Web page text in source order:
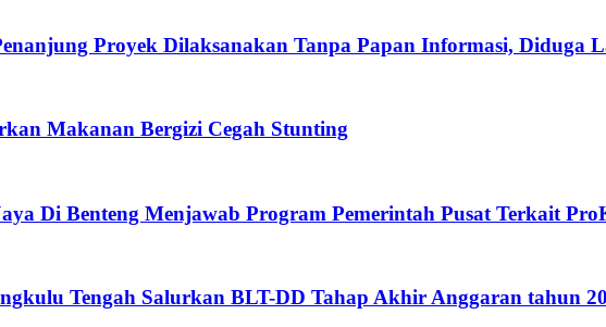
Proyek Dilaksanakan Tanpa Papan Informasi, Diduga
Makanan Bergizi Cegah Stunting
Di Benteng Menjawab Program Pemerintah Pusat Terkait
Tengah Salurkan BLT-DD Tahap Akhir Anggaran tahun